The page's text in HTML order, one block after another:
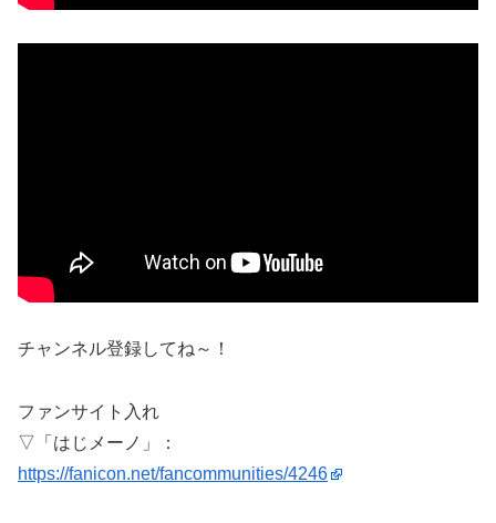
チャンネル登録してね～！
ファンサイト入れ
▽「はじメーノ」：
https://fanicon.net/fancommunities/4246